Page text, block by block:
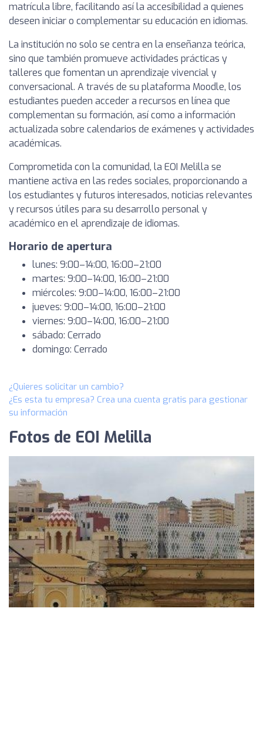
matrícula libre, facilitando así la accesibilidad a quienes
deseen iniciar o complementar su educación en idiomas.
La institución no solo se centra en la enseñanza teórica,
sino que también promueve actividades prácticas y
talleres que fomentan un aprendizaje vivencial y
conversacional. A través de su plataforma Moodle, los
estudiantes pueden acceder a recursos en línea que
complementan su formación, así como a información
actualizada sobre calendarios de exámenes y actividades
académicas.
Comprometida con la comunidad, la EOI Melilla se
mantiene activa en las redes sociales, proporcionando a
los estudiantes y futuros interesados, noticias relevantes
y recursos útiles para su desarrollo personal y
académico en el aprendizaje de idiomas.
Horario de apertura
lunes: 9:00–14:00, 16:00–21:00
martes: 9:00–14:00, 16:00–21:00
miércoles: 9:00–14:00, 16:00–21:00
jueves: 9:00–14:00, 16:00–21:00
viernes: 9:00–14:00, 16:00–21:00
sábado: Cerrado
domingo: Cerrado
¿Quieres solicitar un cambio?
¿Es esta tu empresa? Crea una cuenta gratis para gestionar
su información
Fotos de EOI Melilla